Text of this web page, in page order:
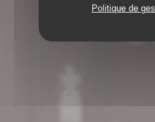
Politique de